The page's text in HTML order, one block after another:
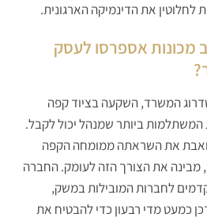
לחלוטין את הדינמיקה הארגונית.
מכונות אספרסו לעסק
המשרד, השקעה בציוד קפה
ביותר שמנהל יכול לקבל.
את השראתה ממומחה הקפה
מבינה את הצורך הזה לעומק. החברה
לחברות המובילות במשק,
כמעט מדי רבעון כדי להבטיח את